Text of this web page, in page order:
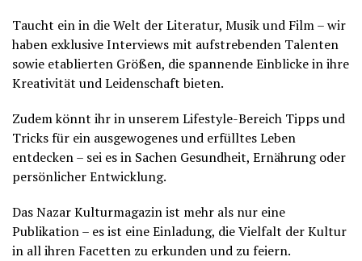
Taucht ein in die Welt der Literatur, Musik und Film – wir
haben exklusive Interviews mit aufstrebenden Talenten
sowie etablierten Größen, die spannende Einblicke in ihre
Kreativität und Leidenschaft bieten.
Zudem könnt ihr in unserem Lifestyle-Bereich Tipps und
Tricks für ein ausgewogenes und erfülltes Leben
entdecken – sei es in Sachen Gesundheit, Ernährung oder
persönlicher Entwicklung.
Das Nazar Kulturmagazin ist mehr als nur eine
Publikation – es ist eine Einladung, die Vielfalt der Kultur
in all ihren Facetten zu erkunden und zu feiern.